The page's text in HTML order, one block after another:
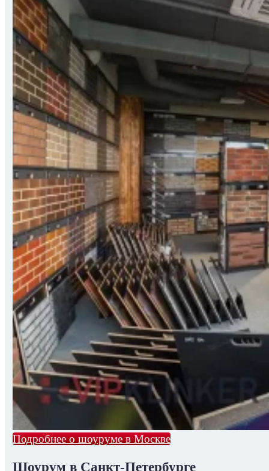
Подробнее о шоуруме в Москве
Шоурум в Санкт-Петербурге